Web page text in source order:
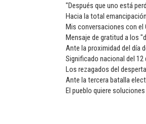
"Después que uno está
Hacia la total
Mis conversaciones con el
Mensaje de gratitud a los
Ante la proximidad del día
Significado nacional del 12
Los rezagados del
Ante la tercera batalla
El pueblo quiere